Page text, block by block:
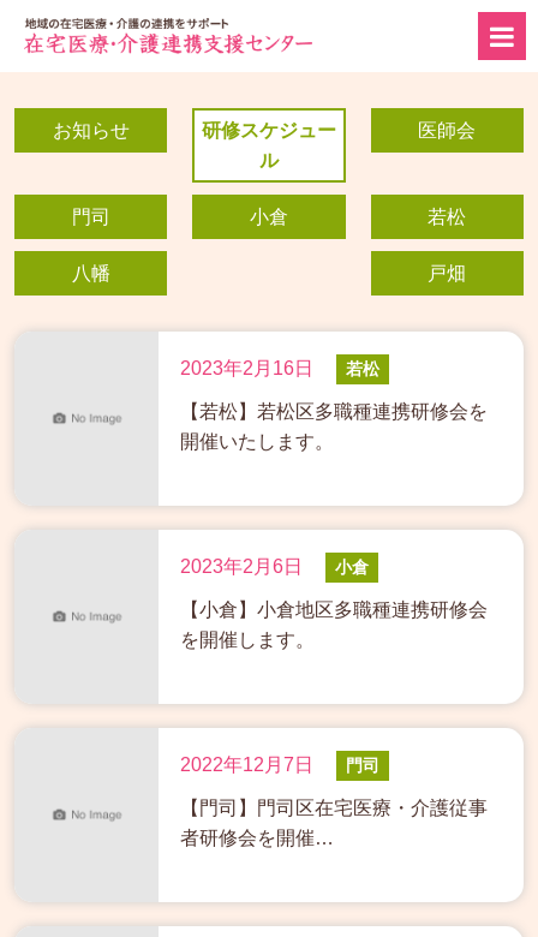
お知らせ
研修スケジュー
ル
医師会
門司 小倉 若松
八幡 戸畑
2023年2月16日 若松
【若松】若松区多職種連携研修会を
開催いたします。
2023年2月6日 小倉
【小倉】小倉地区多職種連携研修会
を開催します。
2022年12月7日 門司
【門司】門司区在宅医療・介護従事
者研修会を開催…